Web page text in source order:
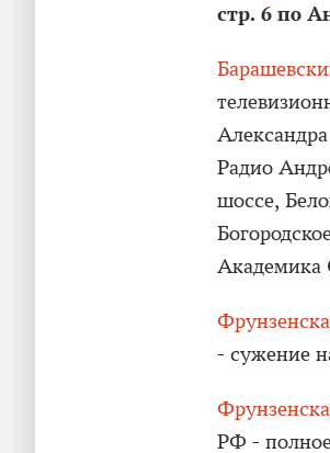
стр. 6 по
Радио
шоссе,
Академика
- сужение
РФ -